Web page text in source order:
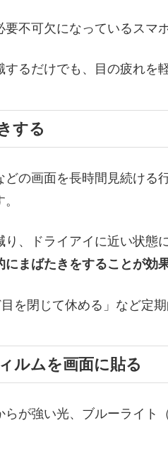
不可欠になっているスマ
るだけでも、目の疲れを
する
の画面を長時間見続ける
り、ドライアイに近い状態
にまばたきをすることが効
を閉じて休める」など定
ルムを画面に貼る
らが強い光、ブルーライト